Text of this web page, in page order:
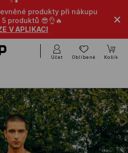
produkty při nákupu
produktů 😎👌🔥
V APLIKACI
Účet Oblíbené Košík